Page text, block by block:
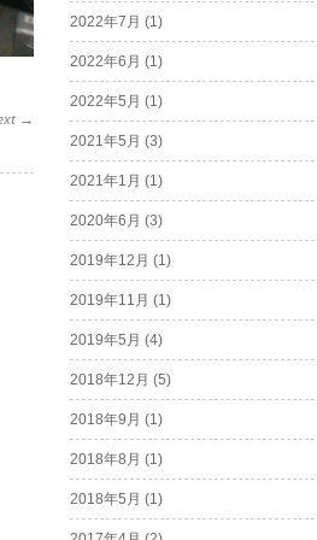
→
2022年7月 (1)
2022年6月 (1)
2022年5月 (1)
2021年5月 (3)
2021年1月 (1)
2020年6月 (3)
2019年12月 (1)
2019年11月 (1)
2019年5月 (4)
2018年12月 (5)
2018年9月 (1)
2018年8月 (1)
2018年5月 (1)